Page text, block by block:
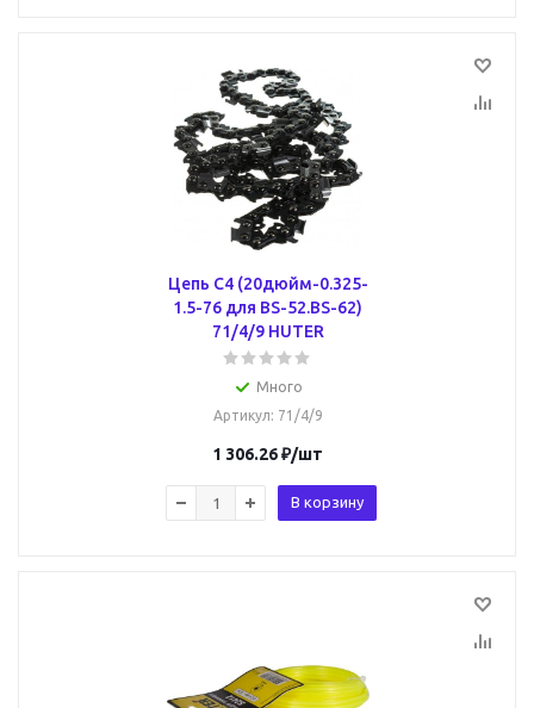
Цепь C4 (20дюйм-0.325-
1.5-76 для BS-52.BS-62)
71/4/9 HUTER
Много
Артикул: 71/4/9
1 306.26₽/шт
В корзину